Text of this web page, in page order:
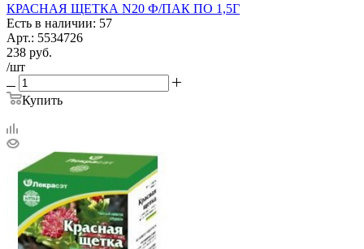
КРАСНАЯ ЩЕТКА N20 Ф/ПАК ПО 1,5Г
Есть в наличии: 57
Арт.: 5534726
238 руб.
/шт
Купить